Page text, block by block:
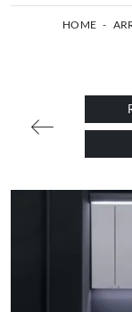
HOME -